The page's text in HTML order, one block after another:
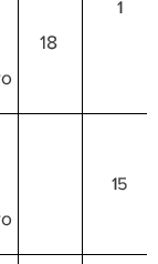
18
1
15